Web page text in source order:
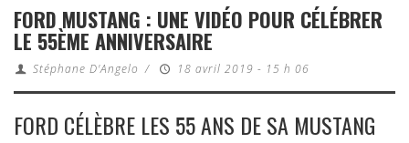
FORD MUSTANG : UNE VIDÉO POUR CÉLÉBRER
LE 55ÈME ANNIVERSAIRE
Stéphane D'Angelo / 18 avril 2019 - 15 h 06
FORD CÉLÈBRE LES 55 ANS DE SA MUSTANG